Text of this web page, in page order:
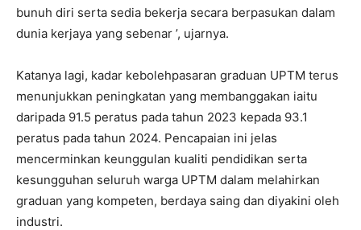
bunuh diri serta sedia bekerja secara berpasukan dalam
dunia kerjaya yang sebenar ’, ujarnya.
Katanya lagi, kadar kebolehpasaran graduan UPTM terus
menunjukkan peningkatan yang membanggakan iaitu
daripada 91.5 peratus pada tahun 2023 kepada 93.1
peratus pada tahun 2024. Pencapaian ini jelas
mencerminkan keunggulan kualiti pendidikan serta
kesungguhan seluruh warga UPTM dalam melahirkan
graduan yang kompeten, berdaya saing dan diyakini oleh
industri.